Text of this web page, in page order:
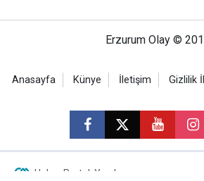
Erzurum Olay ©
Anasayfa Künye İletişim Gizlilik
Haber Portalı Yazılımı